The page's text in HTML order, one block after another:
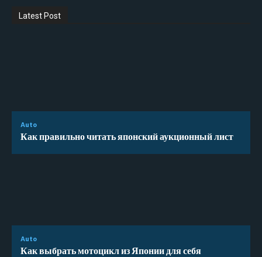
Latest Post
Auto
Как правильно читать японский аукционный лист
Auto
Как выбрать мотоцикл из Японии для себя